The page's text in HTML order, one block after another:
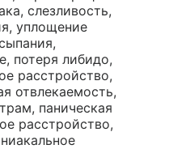
слезливость,
уплощение
потеря либидо,
расстройство,
отвлекаемость,
паническая
расстройство,